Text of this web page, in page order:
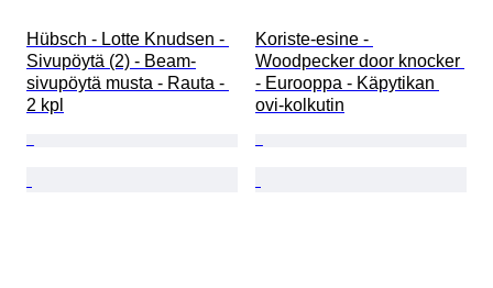
Hübsch - Lotte Knudsen -
Sivupöytä (2) - Beam-
sivupöytä musta - Rauta -
2 kpl
Koriste-esine -
Woodpecker door knocker
- Eurooppa - Käpytikan
ovi-kolkutin